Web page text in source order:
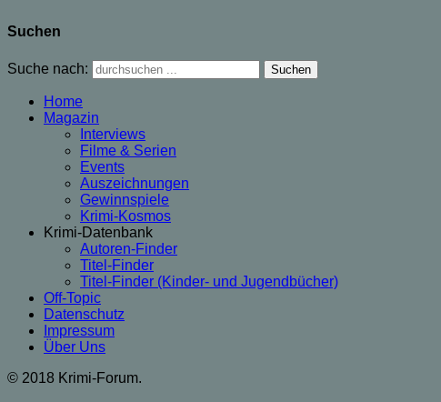
Suchen
Suche nach:
Home
Magazin
Interviews
Filme & Serien
Events
Auszeichnungen
Gewinnspiele
Krimi-Kosmos
Krimi-Datenbank
Autoren-Finder
Titel-Finder
Titel-Finder (Kinder- und Jugendbücher)
Off-Topic
Datenschutz
Impressum
Über Uns
© 2018 Krimi-Forum.